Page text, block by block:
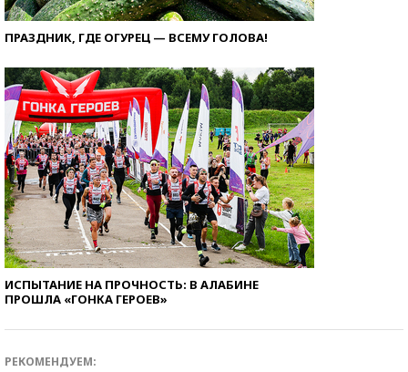
ПРАЗДНИК, ГДЕ ОГУРЕЦ — ВСЕМУ ГОЛОВА!
ИСПЫТАНИЕ НА ПРОЧНОСТЬ: В АЛАБИНЕ
ПРОШЛА «ГОНКА ГЕРОЕВ»
РЕКОМЕНДУЕМ: